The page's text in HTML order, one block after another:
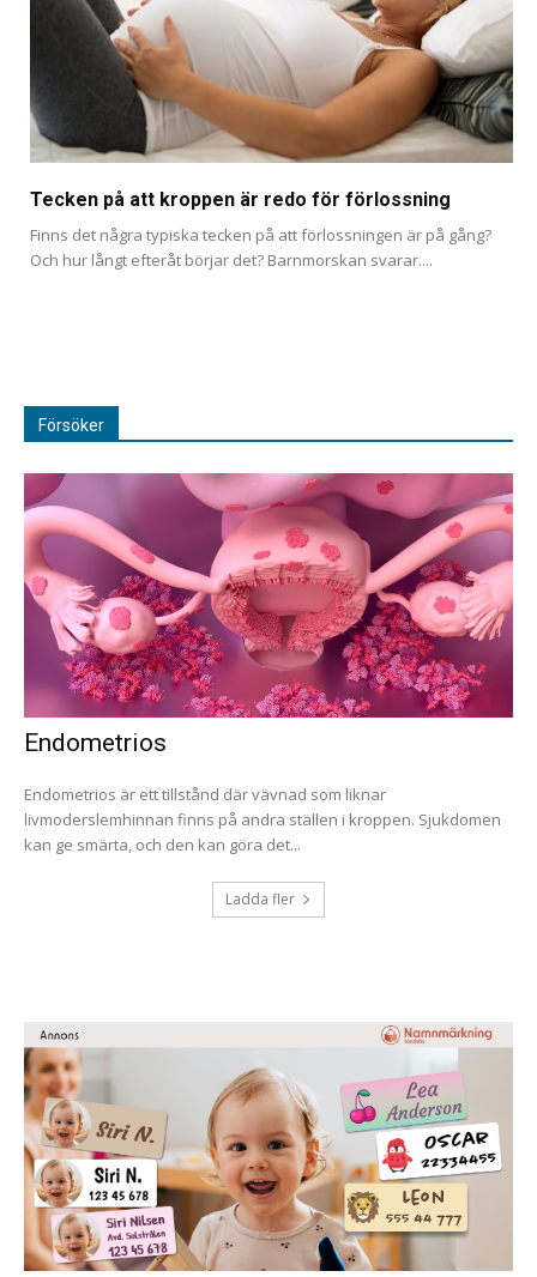
Tecken på att kroppen är redo för förlossning
Finns det några typiska tecken på att förlossningen är på gång?
Och hur långt efteråt börjar det? Barnmorskan svarar....
Försöker
Endometrios
Endometrios är ett tillstånd där vävnad som liknar
livmoderslemhinnan finns på andra ställen i kroppen. Sjukdomen
kan ge smärta, och den kan göra det...
Ladda fler